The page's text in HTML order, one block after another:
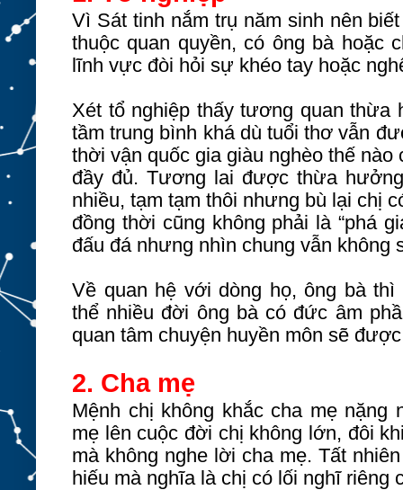
Vì Sát tinh nắm trụ năm sinh nên
thuộc quan quyền, có ông bà hoặc
lĩnh vực đòi hỏi sự khéo tay hoặc
Xét tổ nghiệp thấy tương quan
tầm trung bình khá dù tuổi thơ vẫn
thời vận quốc gia giàu nghèo thế
đầy đủ. Tương lai được thừa
nhiều, tạm tạm thôi nhưng bù lại chị
đồng thời cũng không phải là “phá
đấu đá nhưng nhìn chung vẫn không
Về quan hệ với dòng họ, ông bà
thể nhiều đời ông bà có đức âm
quan tâm chuyện huyền môn sẽ
2. Cha mẹ
Mệnh chị không khắc cha mẹ
mẹ lên cuộc đời chị không lớn, đôi
mà không nghe lời cha mẹ. Tất
hiếu mà nghĩa là chị có lối nghĩ riêng